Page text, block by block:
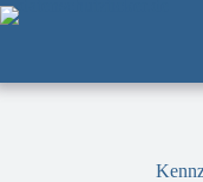
Zum
Inhalt